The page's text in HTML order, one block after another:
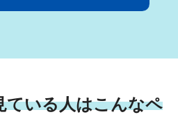
ている人はこんなペ